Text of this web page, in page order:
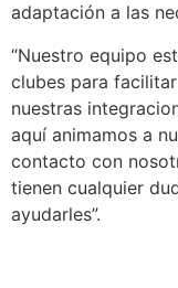
adaptación a las
“Nuestro equipo
clubes para
nuestras
aquí animamos a
contacto con
tienen cualquier
ayudarles”.